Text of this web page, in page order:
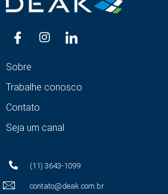
Sobre
Trabalhe conosco
Contato
Seja um canal
(11) 3643-1099
contato@deak.com.br